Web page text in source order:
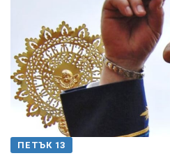
ПЕТЪК 13